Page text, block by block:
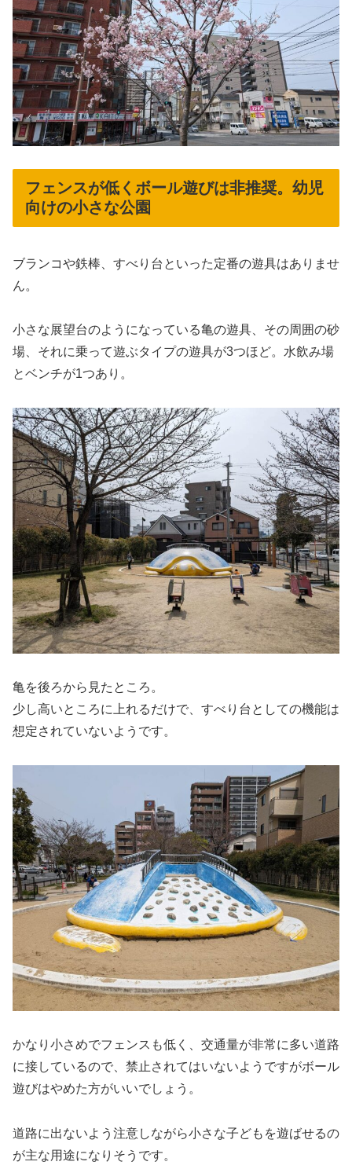
フェンスが低くボール遊びは非推奨。幼児
向けの小さな公園
ブランコや鉄棒、すべり台といった定番の遊具はありませ
ん。
小さな展望台のようになっている亀の遊具、その周囲の砂
場、それに乗って遊ぶタイプの遊具が3つほど。水飲み場
とベンチが1つあり。
亀を後ろから見たところ。
少し高いところに上れるだけで、すべり台としての機能は
想定されていないようです。
かなり小さめでフェンスも低く、交通量が非常に多い道路
に接しているので、禁止されてはいないようですがボール
遊びはやめた方がいいでしょう。
道路に出ないよう注意しながら小さな子どもを遊ばせるの
が主な用途になりそうです。